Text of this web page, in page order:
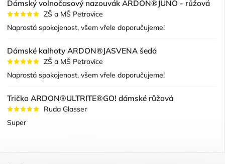
Dámský volnočasový nazouvák ARDON®JUNO - růžová
ZŠ a MŠ Petrovice
Naprostá spokojenost, všem vřele doporučujeme!
Dámské kalhoty ARDON®JASVENA šedá
ZŠ a MŠ Petrovice
Naprostá spokojenost, všem vřele doporučujeme!
Tričko ARDON®ULTRITE®GO! dámské růžová
Ruda Glasser
Super